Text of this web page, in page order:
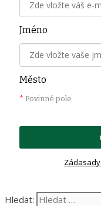
Jméno
Město
* Povinné pole
Hledat: